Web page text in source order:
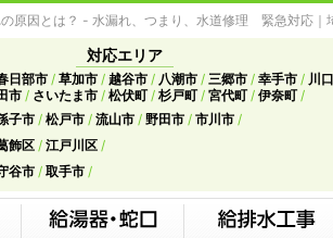
の原因とは？ - 水漏れ、つまり、水道修理 緊急対応
対応エリア
日部市 草加市 越谷市 八潮市 三郷市 幸手市
川
市 さいたま市 松伏町 杉戸町 宮代町
伊奈町
子市 松戸市 流山市 野田市
市川市
飾区
江戸川区
谷市 取手市